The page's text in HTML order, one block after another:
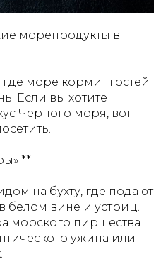
морепродукты в
море кормит гостей
Если вы хотите
Черного моря, вот
**
на бухту, где подают
белом вине и устриц.
морского пиршества
ужина или